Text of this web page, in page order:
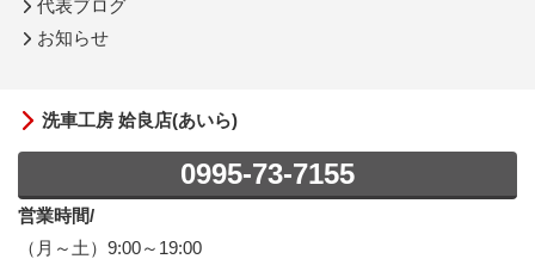
代表ブログ
お知らせ
洗車工房 姶良店(あいら)
0995-73-7155
営業時間/
（月～土）9:00～19:00